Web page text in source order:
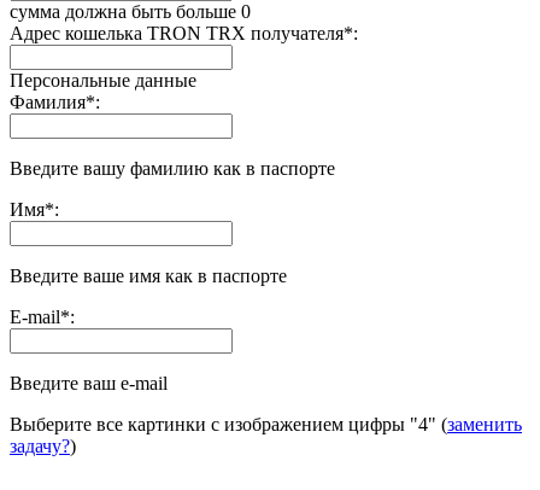
сумма должна быть больше 0
Адрес кошелька TRON TRX получателя*:
Персональные данные
Фамилия*:
Введите вашу фамилию как в паспорте
Имя*:
Введите ваше имя как в паспорте
E-mail*:
Введите ваш e-mail
Выберите все картинки с изображением цифры "4" (заменить
задачу?)